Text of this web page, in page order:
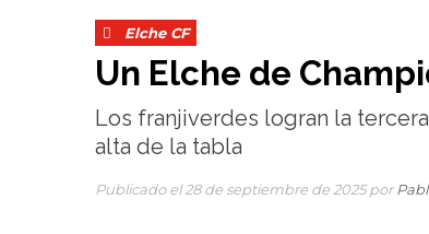
Elche CF
Un Elche de
Los franjiverdes logran la
alta de la tabla
Publicado el 28 de septiembre de 2025 por